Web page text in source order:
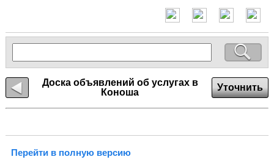
Доска объявлений об услугах в
Коноша
Уточнить
Перейти в полную версию